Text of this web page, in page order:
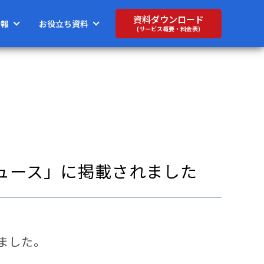
お役立ち資料 資料ダウンロード
(サービス概要・料金表)
ス」に掲載されました
た。